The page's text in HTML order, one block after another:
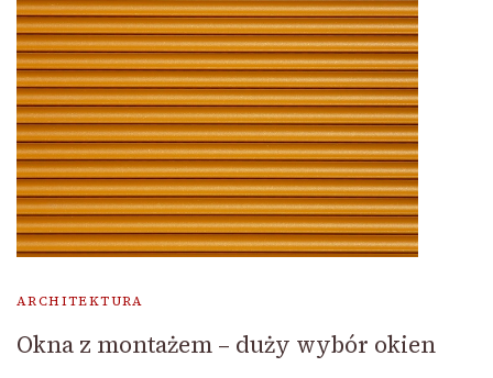
ARCHITEKTURA
Okna z montażem – duży wybór okien